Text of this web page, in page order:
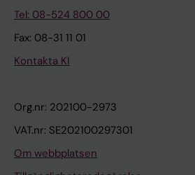
Tel: 08-524 800 00
Fax: 08-31 11 01
Kontakta KI
Org.nr: 202100-2973
VAT.nr: SE202100297301
Om webbplatsen